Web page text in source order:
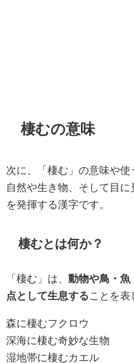
棲むの意味
次に、「棲む」の意味や使
自然や生き物、そして目
を発揮する漢字です。
棲むとは何か？
「棲む」は、 動物や鳥・魚
点として生息する ことを表
森に棲むフクロウ
深海に棲む奇妙な生物
湿地帯に棲むカエル